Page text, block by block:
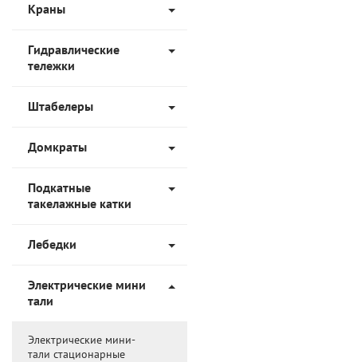
Краны
Гидравлические
тележки
Штабелеры
Домкраты
Подкатные
такелажные катки
Лебедки
Электрические мини
тали
Электрические мини-
тали стационарные